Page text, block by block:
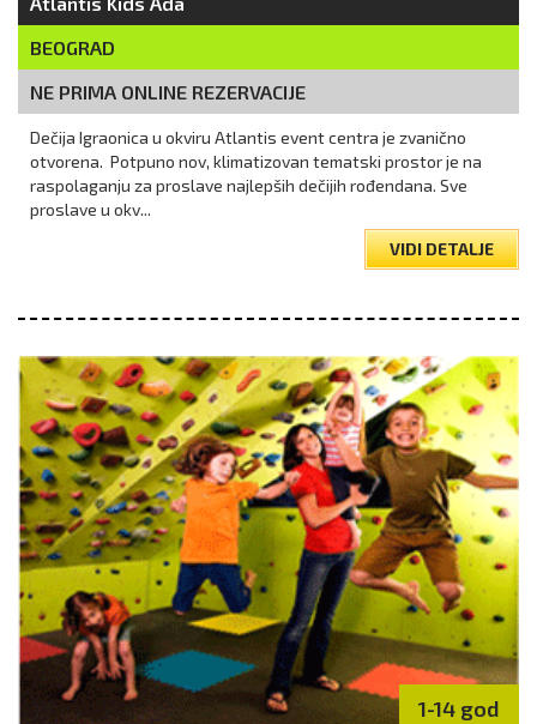
BEOGRAD
NE PRIMA ONLINE REZERVACIJE
Dečija Igraonica u okviru Atlantis event centra je zvanično
otvorena. Potpuno nov, klimatizovan tematski prostor je na
raspolaganju za proslave najlepših dečijih rođendana. Sve
proslave u okv...
VIDI DETALJE
1-14 god